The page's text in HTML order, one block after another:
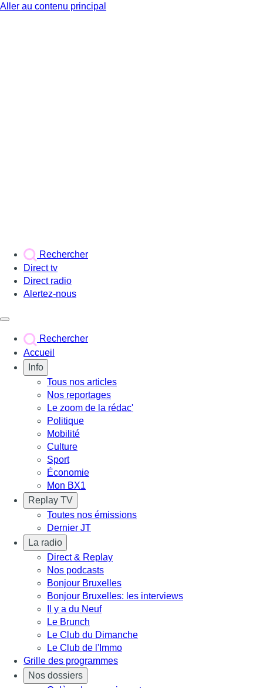
Aller au contenu principal
Rechercher
Direct tv
Direct radio
Alertez-nous
Rechercher
Accueil
Info
Tous nos articles
Nos reportages
Le zoom de la rédac'
Politique
Mobilité
Culture
Sport
Économie
Mon BX1
Replay TV
Toutes nos émissions
Dernier JT
La radio
Direct & Replay
Nos podcasts
Bonjour Bruxelles
Bonjour Bruxelles: les interviews
Il y a du Neuf
Le Brunch
Le Club du Dimanche
Le Club de l'Immo
Grille des programmes
Nos dossiers